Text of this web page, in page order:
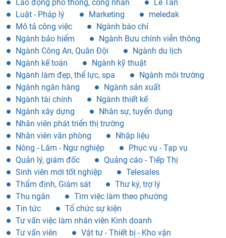
Lao động phổ thông, công nhân
Lễ Tân
Luật - Pháp lý
Marketing
meledak
Mô tả công việc
Ngành báo chí
Ngành bảo hiểm
Ngành Bưu chính viễn thông
Ngành Công An, Quân Đội
Ngành du lịch
Ngành kế toán
Ngành kỹ thuật
Ngành làm đẹp, thể lực, spa
Ngành môi trường
Ngành ngân hàng
Ngành sản xuất
Ngành tài chính
Ngành thiết kế
Ngành xây dựng
Nhân sự, tuyển dụng
Nhân viên phát triển thị trường
Nhân viên văn phòng
Nhập liệu
Nông - Lâm - Ngư nghiệp
Phục vụ - Tạp vụ
Quản lý, giám đốc
Quảng cáo - Tiếp Thị
Sinh viên mới tốt nghiệp
Telesales
Thẩm định, Giám sát
Thư ký, trợ lý
Thu ngân
Tìm việc làm theo phường
Tin tức
Tổ chức sự kiện
Tư vấn việc làm nhân viên Kinh doanh
Tư vấn viên
Vật tư - Thiết bị - Kho vận